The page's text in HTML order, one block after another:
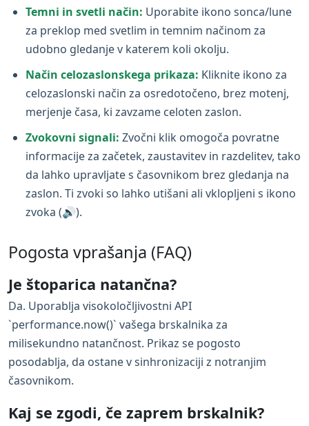
Temni in svetli način: Uporabite ikono sonca/lune
za preklop med svetlim in temnim načinom za
udobno gledanje v katerem koli okolju.
Način celozaslonskega prikaza: Kliknite ikono za
celozaslonski način za osredotočeno, brez motenj,
merjenje časa, ki zavzame celoten zaslon.
Zvokovni signali: Zvočni klik omogoča povratne
informacije za začetek, zaustavitev in razdelitev, tako
da lahko upravljate s časovnikom brez gledanja na
zaslon. Ti zvoki so lahko utišani ali vklopljeni s ikono
zvoka (🔊).
Pogosta vprašanja (FAQ)
Je štoparica natančna?
Da. Uporablja visokoločljivostni API
`performance.now()` vašega brskalnika za
milisekundno natančnost. Prikaz se pogosto
posodablja, da ostane v sinhronizaciji z notranjim
časovnikom.
Kaj se zgodi, če zaprem brskalnik?